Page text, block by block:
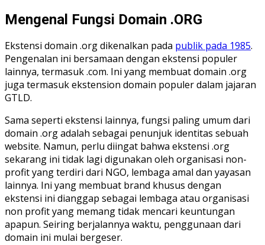
Mengenal Fungsi Domain .ORG
Ekstensi domain .org dikenalkan pada publik pada 1985.
Pengenalan ini bersamaan dengan ekstensi populer
lainnya, termasuk .com. Ini yang membuat domain .org
juga termasuk ekstension domain populer dalam jajaran
GTLD.
Sama seperti ekstensi lainnya, fungsi paling umum dari
domain .org adalah sebagai penunjuk identitas sebuah
website. Namun, perlu diingat bahwa ekstensi .org
sekarang ini tidak lagi digunakan oleh organisasi non-
profit yang terdiri dari NGO, lembaga amal dan yayasan
lainnya. Ini yang membuat brand khusus dengan
ekstensi ini dianggap sebagai lembaga atau organisasi
non profit yang memang tidak mencari keuntungan
apapun. Seiring berjalannya waktu, penggunaan dari
domain ini mulai bergeser.